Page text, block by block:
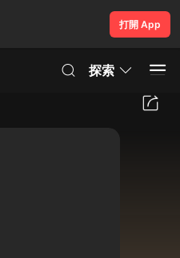
打開 App
探索